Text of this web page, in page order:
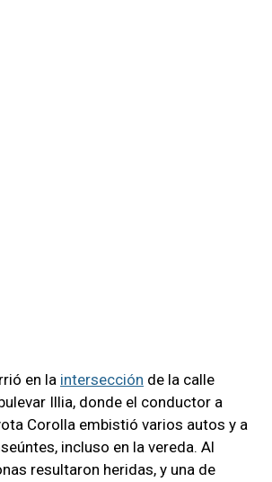
en la intersección de la calle
Illia, donde el conductor a
Corolla embistió varios autos y a
incluso en la vereda. Al
resultaron heridas, y una de